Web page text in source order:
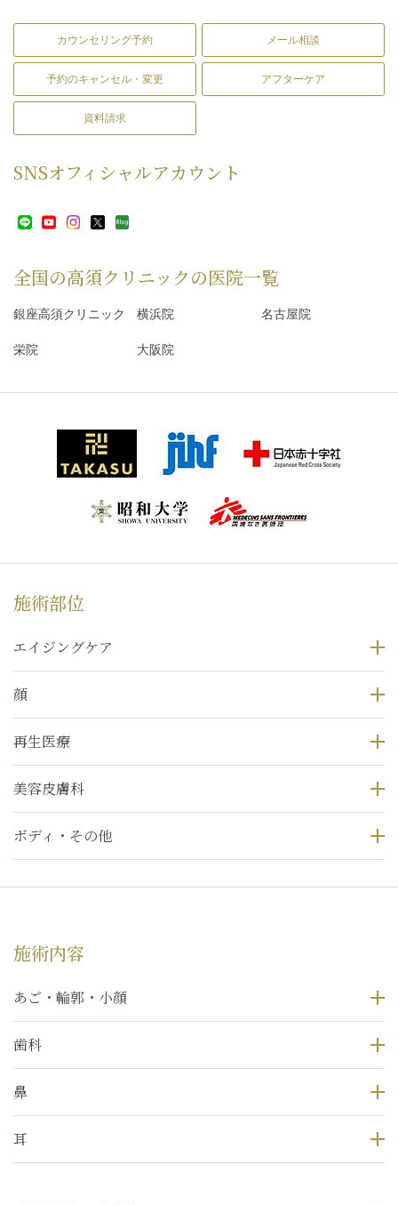
カウンセリング予約 メール相談
予約のキャンセル・変更 アフターケア
資料請求
SNSオフィシャルアカウント
全国の高須クリニックの医院一覧
銀座高須クリニック 横浜院 名古屋院
栄院 大阪院
施術部位
エイジングケア
顔
再生医療
美容皮膚科
ボディ・その他
施術内容
あご・輪郭・小顔
歯科
鼻
耳